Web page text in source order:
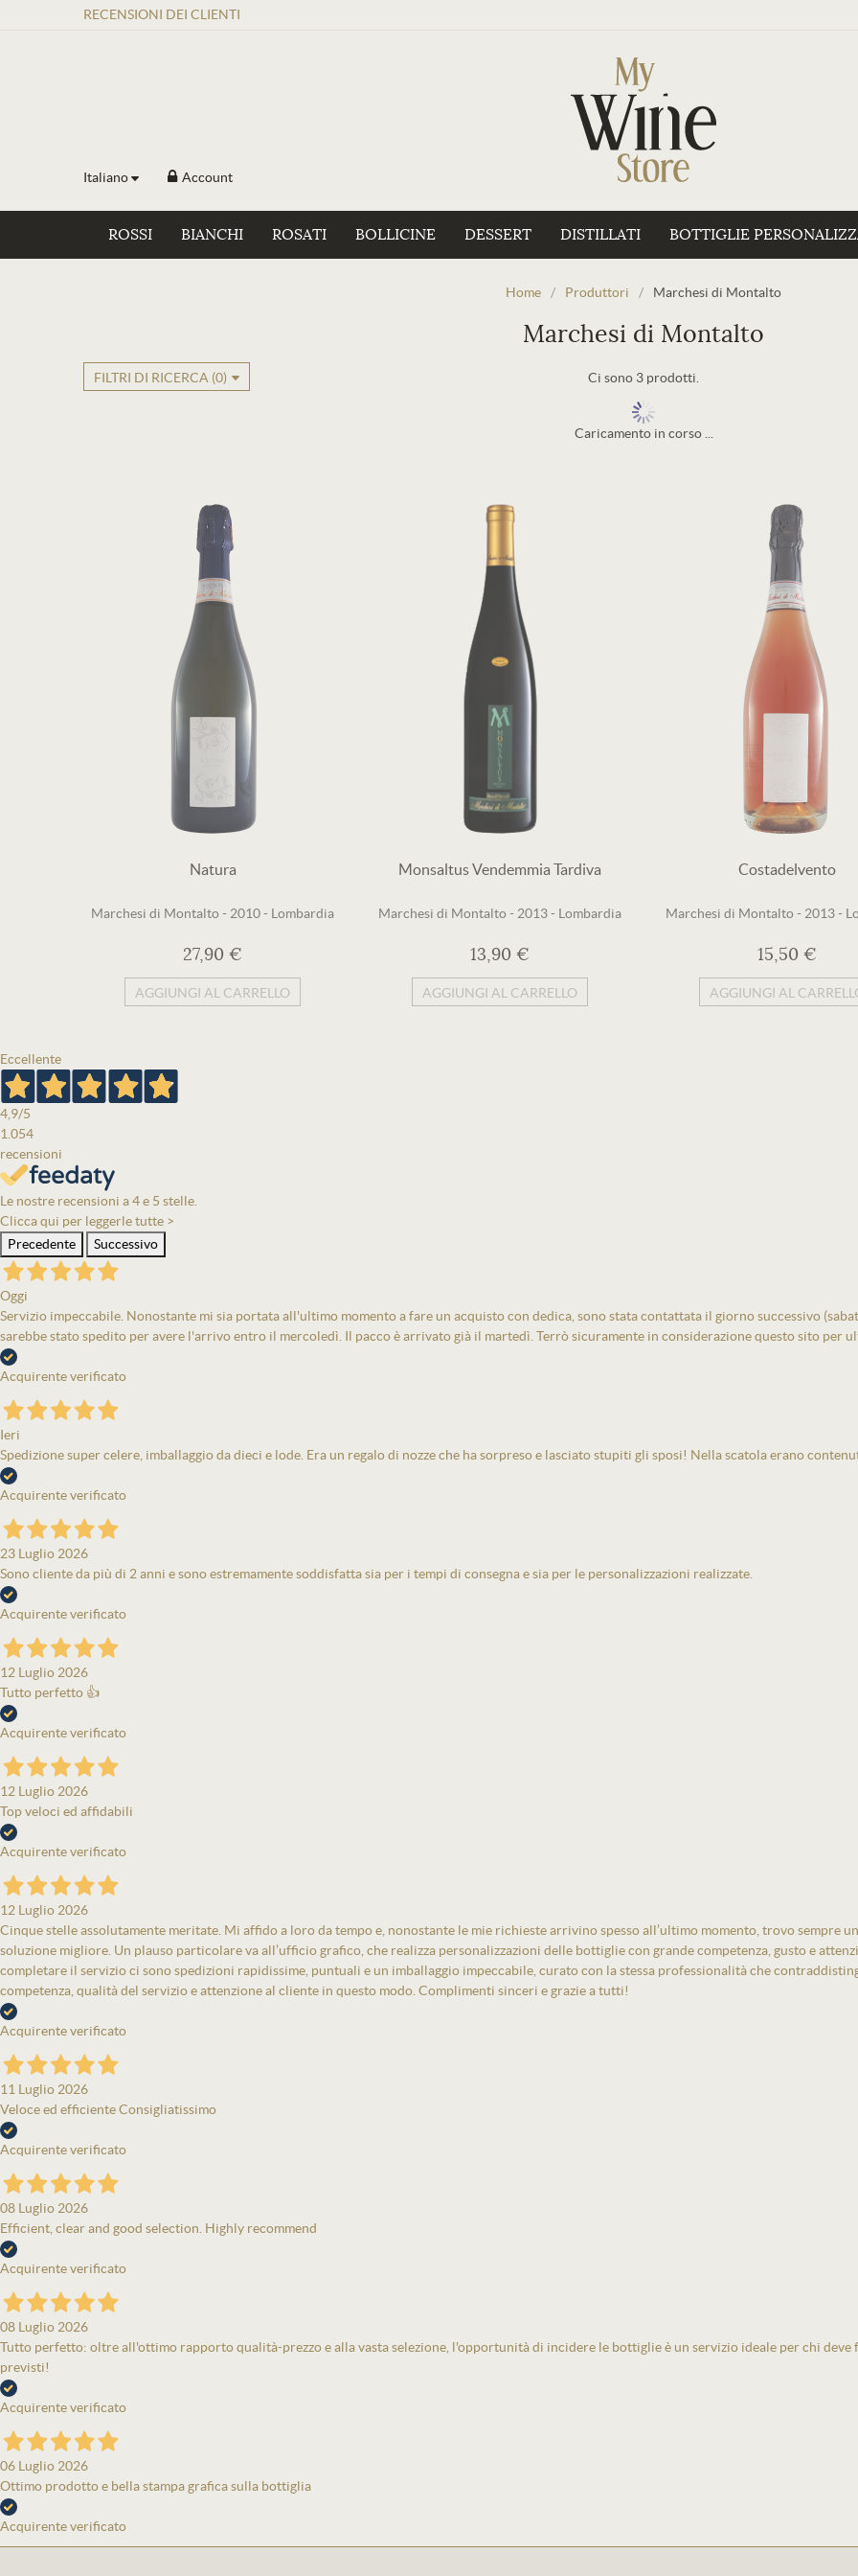
RECENSIONI DEI CLIENTI
Italiano Account
ROSSI BIANCHI ROSATI BOLLICINE DESSERT DISTILLATI BOTTIGLIE
Home / Produttori / Marchesi di Montalto
Marchesi di Montalto
Ci sono 3 prodotti.
FILTRI DI RICERCA (0)
Caricamento in corso ...
Natura
Marchesi di Montalto- 2010- Lombardia
27,90 €
AGGIUNGI AL CARRELLO
Monsaltus Vendemmia Tardiva
Marchesi di Montalto- 2013- Lombardia
13,90 €
AGGIUNGI AL CARRELLO
Costadelvento
Marchesi di Montalto- 2013-
15,50 €
AGGIUNGI AL
Eccellente
4,9/5
1.054
recensioni
Le nostre recensioni a 4 e 5 stelle.
Clicca qui per leggerle tutte >
Precedente
Successivo
Oggi
Servizio impeccabile. Nonostante mi sia portata all'ultimo momento a fare un acquisto con dedica, sono stata contattata il giorno successivo
sarebbe stato spedito per avere l'arrivo entro il mercoledì. Il pacco è arrivato già il martedì. Terrò sicuramente in considerazione questo sito per
Acquirente verificato
Ieri
Spedizione super celere, imballaggio da dieci e lode. Era un regalo di nozze che ha sorpreso e lasciato stupiti gli sposi! Nella scatola erano
Acquirente verificato
23 Luglio 2026
Sono cliente da più di 2 anni e sono estremamente soddisfatta sia per i tempi di consegna e sia per le personalizzazioni realizzate.
Acquirente verificato
12 Luglio 2026
Tutto perfetto 👍
Acquirente verificato
12 Luglio 2026
Top veloci ed affidabili
Acquirente verificato
12 Luglio 2026
Cinque stelle assolutamente meritate. Mi affido a loro da tempo e, nonostante le mie richieste arrivino spesso all’ultimo momento, trovo sempre
soluzione migliore. Un plauso particolare va all’ufficio grafico, che realizza personalizzazioni delle bottiglie con grande competenza, gusto e
completare il servizio ci sono spedizioni rapidissime, puntuali e un imballaggio impeccabile, curato con la stessa professionalità che
competenza, qualità del servizio e attenzione al cliente in questo modo. Complimenti sinceri e grazie a tutti!
Acquirente verificato
11 Luglio 2026
Veloce ed efficiente Consigliatissimo
Acquirente verificato
08 Luglio 2026
Efficient, clear and good selection. Highly recommend
Acquirente verificato
08 Luglio 2026
Tutto perfetto: oltre all'ottimo rapporto qualità-prezzo e alla vasta selezione, l'opportunità di incidere le bottiglie è un servizio ideale per chi
previsti!
Acquirente verificato
06 Luglio 2026
Ottimo prodotto e bella stampa grafica sulla bottiglia
Acquirente verificato